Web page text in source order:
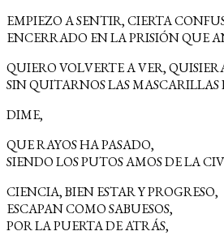
EMPIEZO A SENTIR, CIERTA
ENCERRADO EN LA PRISIÓN QUE
QUIERO VOLVERTE A VER,
SIN QUITARNOS LAS MASCARILLAS
DIME,
QUE RAYOS HA PASADO,
SIENDO LOS PUTOS AMOS DE LA
CIENCIA, BIEN ESTAR Y PROGRESO,
ESCAPAN COMO SABUESOS,
POR LA PUERTA DE ATRÁS,